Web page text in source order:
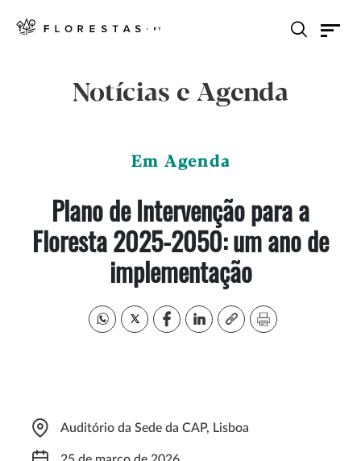
Notícias e Agenda
Em Agenda
Plano de Intervenção para a
Floresta 2025-2050: um ano de
implementação
Auditório da Sede da CAP, Lisboa